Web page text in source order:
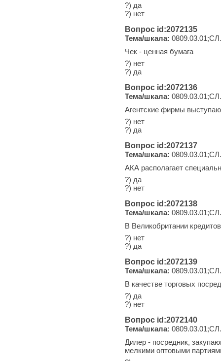
?) да
?) нет
Вопрос id:2072135
Тема/шкала:
Чек - ценная бумага
?) нет
?) да
Вопрос id:2072136
Тема/шкала:
Агентские фирмы
?) нет
?) да
Вопрос id:2072137
Тема/шкала:
АКА располагает
?) да
?) нет
Вопрос id:2072138
Тема/шкала:
В Великобритании
?) нет
?) да
Вопрос id:2072139
Тема/шкала:
В качестве торговых
?) да
?) нет
Вопрос id:2072140
Тема/шкала:
Дилер - посредник,
мелкими оптовыми